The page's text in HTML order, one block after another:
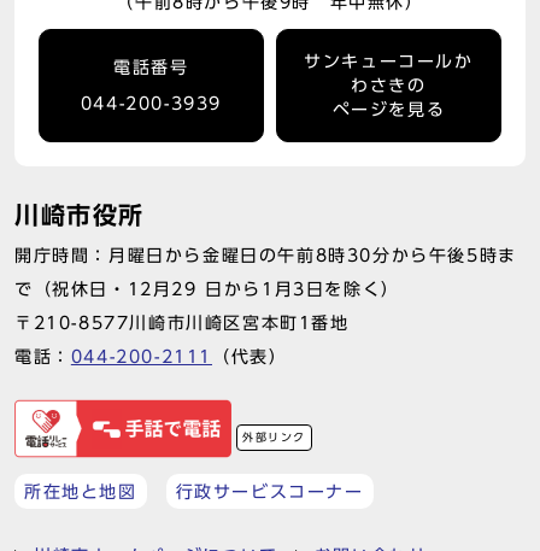
電話番号
044-200-3939
サンキューコールか
わさきの
ページを見る
川崎市役所
開庁時間：月曜日から金曜日の午前8時30分から午後5時ま
で（祝休日・12月29 日から1月3日を除く）
〒210-8577川崎市川崎区宮本町1番地
電話： 044-200-2111 （代表）
外部リンク
所在地と地図 行政サービスコーナー